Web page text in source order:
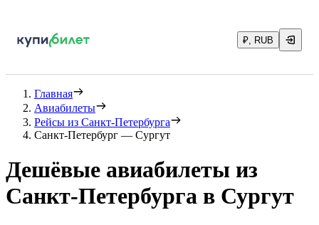
₽, RUB
Главная
Авиабилеты
Рейсы из Санкт-Петербурга
Санкт-Петербург — Сургут
Дешёвые авиабилеты из
Санкт-Петербурга в Сургут